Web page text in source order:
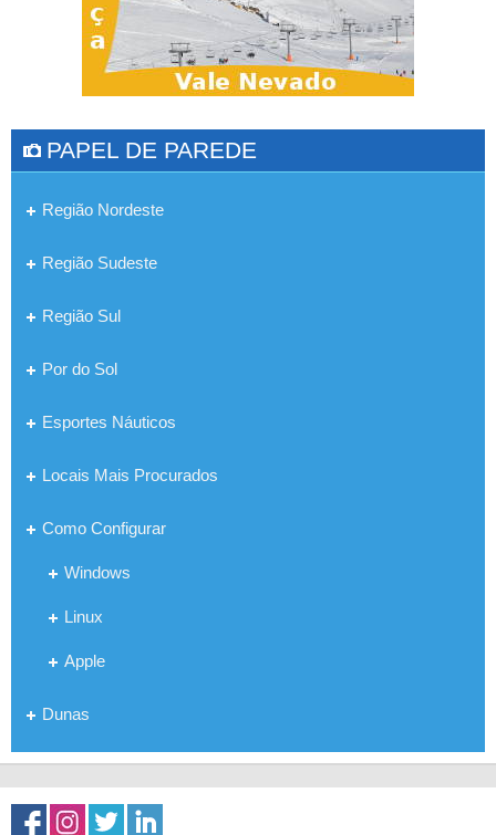
PAPEL DE PAREDE
Região Nordeste
Região Sudeste
Região Sul
Por do Sol
Esportes Náuticos
Locais Mais Procurados
Como Configurar
Windows
Linux
Apple
Dunas